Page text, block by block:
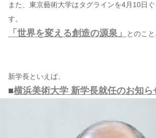
また、東京藝術大学はタグラインを4月10日
す。
「世界を変える創造の源泉」 とのこと
新学長といえば、
■横浜美術大学 新学長就任のお知ら